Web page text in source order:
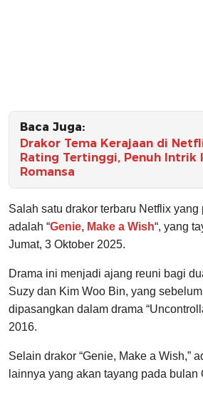
Baca Juga:
Drakor Tema Kerajaan di
Rating Tertinggi, Penuh Intrik
Romansa
Salah satu drakor terbaru Netflix
adalah “Genie, Make a Wish“, yang
Jumat, 3 Oktober 2025.
Drama ini menjadi ajang reuni bagi
Suzy dan Kim Woo Bin, yang
dipasangkan dalam drama
2016.
Selain drakor “Genie, Make a Wish,”
lainnya yang akan tayang pada bulan